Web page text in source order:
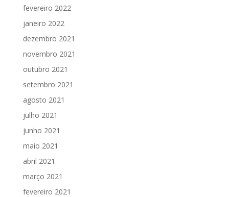
fevereiro 2022
janeiro 2022
dezembro 2021
novembro 2021
outubro 2021
setembro 2021
agosto 2021
julho 2021
junho 2021
maio 2021
abril 2021
março 2021
fevereiro 2021